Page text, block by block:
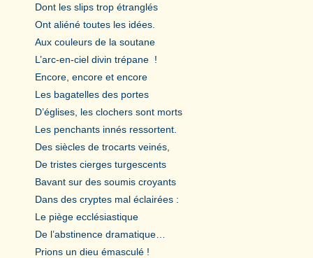
Dont les slips trop étranglés
Ont aliéné toutes les idées.
Aux couleurs de la soutane
L’arc-en-ciel divin trépane !
Encore, encore et encore
Les bagatelles des portes
D’églises, les clochers sont morts
Les penchants innés ressortent.
Des siècles de trocarts veinés,
De tristes cierges turgescents
Bavant sur des soumis croyants
Dans des cryptes mal éclairées :
Le piège ecclésiastique
De l’abstinence dramatique…
Prions un dieu émasculé !